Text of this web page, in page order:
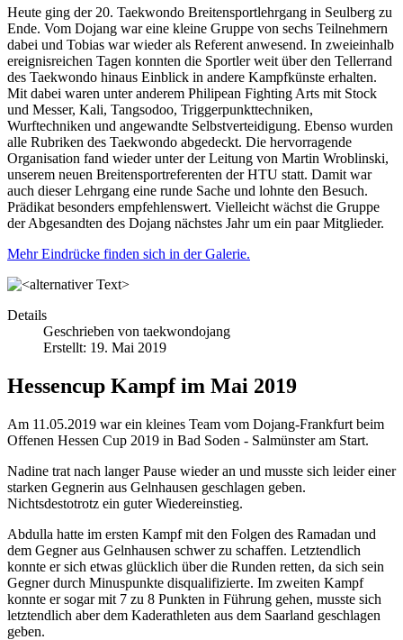
Heute ging der 20. Taekwondo Breitensportlehrgang in Seulberg zu
Ende. Vom Dojang war eine kleine Gruppe von sechs Teilnehmern
dabei und Tobias war wieder als Referent anwesend. In zweieinhalb
ereignisreichen Tagen konnten die Sportler weit über den Tellerrand
des Taekwondo hinaus Einblick in andere Kampfkünste erhalten.
Mit dabei waren unter anderem Philipean Fighting Arts mit Stock
und Messer, Kali, Tangsodoo, Triggerpunkttechniken,
Wurftechniken und angewandte Selbstverteidigung. Ebenso wurden
alle Rubriken des Taekwondo abgedeckt. Die hervorragende
Organisation fand wieder unter der Leitung von Martin Wroblinski,
unserem neuen Breitensportreferenten der HTU statt. Damit war
auch dieser Lehrgang eine runde Sache und lohnte den Besuch.
Prädikat besonders empfehlenswert. Vielleicht wächst die Gruppe
der Abgesandten des Dojang nächstes Jahr um ein paar Mitglieder.
Mehr Eindrücke finden sich in der Galerie.
Details
Geschrieben von taekwondojang
Erstellt: 19. Mai 2019
Hessencup Kampf im Mai 2019
Am 11.05.2019 war ein kleines Team vom Dojang-Frankfurt beim
Offenen Hessen Cup 2019 in Bad Soden - Salmünster am Start.
Nadine trat nach langer Pause wieder an und musste sich leider einer
starken Gegnerin aus Gelnhausen geschlagen geben.
Nichtsdestotrotz ein guter Wiedereinstieg.
Abdulla hatte im ersten Kampf mit den Folgen des Ramadan und
dem Gegner aus Gelnhausen schwer zu schaffen. Letztendlich
konnte er sich etwas glücklich über die Runden retten, da sich sein
Gegner durch Minuspunkte disqualifizierte. Im zweiten Kampf
konnte er sogar mit 7 zu 8 Punkten in Führung gehen, musste sich
letztendlich aber dem Kaderathleten aus dem Saarland geschlagen
geben.